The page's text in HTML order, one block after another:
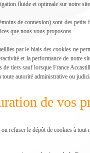
fluide et optimale sur notre
de connexion) sont des
que nous vous proposons.
par le biais des cookies ne
et la performance de notre
de tiers sauf lorsque France
autorité administrative ou
de vos
refuser le dépôt de cookies à tout